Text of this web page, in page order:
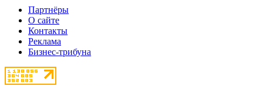
Партнёры
О сайте
Контакты
Реклама
Бизнес-трибуна